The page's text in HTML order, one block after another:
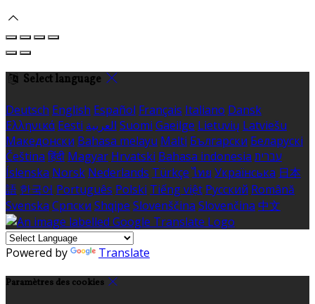
Select language
Deutsch English Español Français Italiano Dansk
Ελληνικά Eesti العربية Suomi Gaeilge Lietuvių Latviešu
Македонски Bahasa melayu Malti Български Беларускі
Čeština हिंदी Magyar Hrvatski Bahasa indonesia עברית
Íslenska Norsk Nederlands Türkçe ไทย Українська 日本
語 한국어 Português Polski Tiếng việt Русский Română
Svenska Српски Shqipe Slovenščina Slovenčina 中文
Powered by Translate
Paramètres des cookies